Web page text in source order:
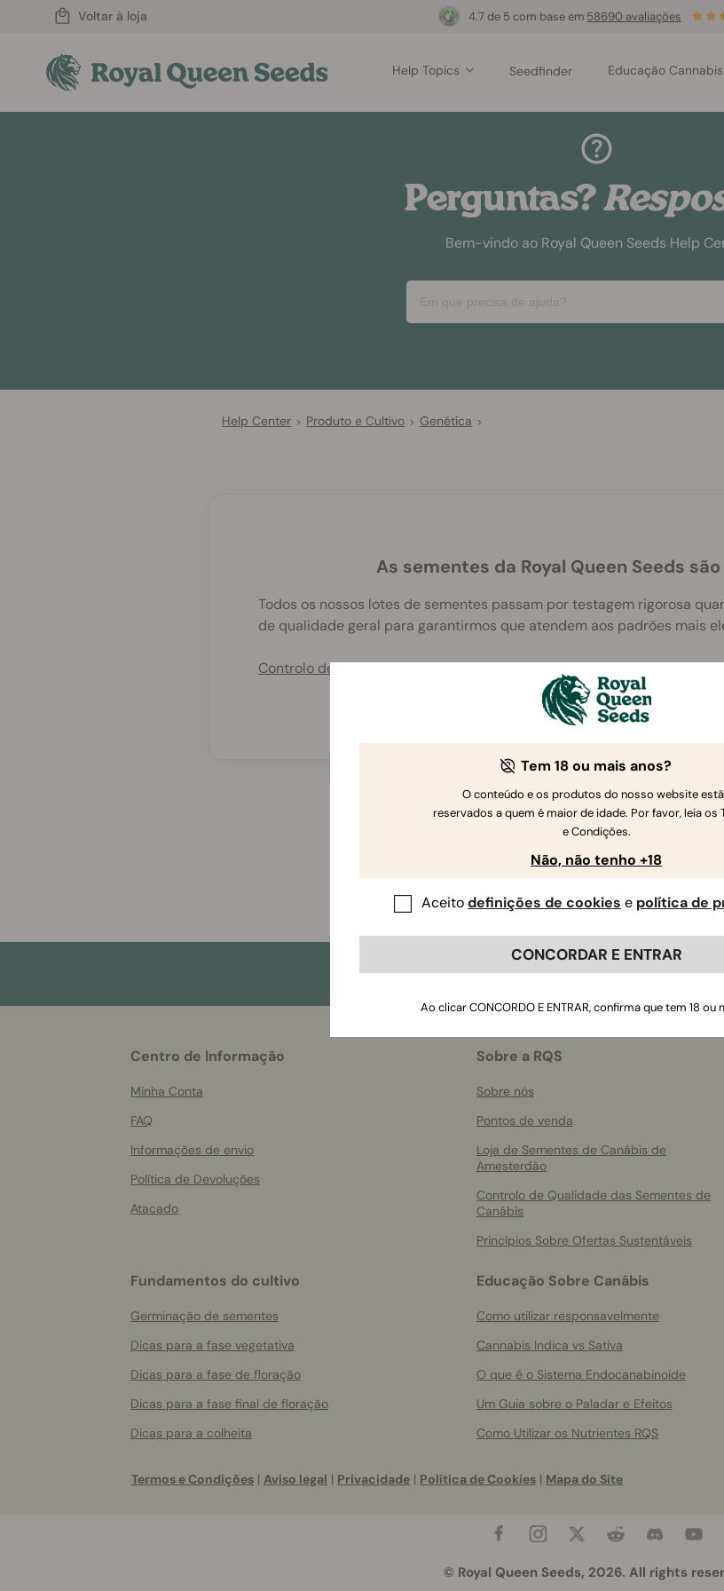
Voltar à loja 4.7 de 5 com base em 58690 avaliações
Help Topics Seedfinder Educação Cannabis
Perguntas?
Bem-vindo ao Royal Queen Seeds Help
Help Center > Produto e Cultivo > Genética >
As sementes da Royal Queen Seeds
Todos os nossos lotes de sementes passam por testagem rigorosa
de qualidade geral para garantirmos que atendem aos padrões mais
Controlo de qualidade das sementes de canábis
Se tiver mais perguntas
Centro de Informação
Minha Conta
FAQ
Informações de envio
Política de Devoluções
Atacado
Sobre a RQS
Sobre nós
Pontos de venda
Loja de Sementes de Canábis de
Amesterdão
Controlo de Qualidade das Sementes de
Canábis
Princípios Sobre Ofertas Sustentáveis
Fundamentos do cultivo
Germinação de sementes
Dicas para a fase vegetativa
Dicas para a fase de floração
Dicas para a fase final de floração
Dicas para a colheita
Educação Sobre Canábis
Como utilizar responsavelmente
Cannabis Indica vs Sativa
O que é o Sistema Endocanabinoide
Um Guia sobre o Paladar e Efeitos
Como Utilizar os Nutrientes RQS
Termos e Condições | Aviso legal | Privacidade | Política de Cookies | Mapa do Site
© Royal Queen Seeds, 2026. All rights
Tem 18 ou mais anos?
O conteúdo e os produtos do nosso website
reservados a quem é maior de idade. Por favor, leia os
e Condições.
Não, não tenho +18
Aceitodefinições de cookies e política de
CONCORDAR E ENTRAR
Ao clicar CONCORDO E ENTRAR, confirma que tem 18 ou